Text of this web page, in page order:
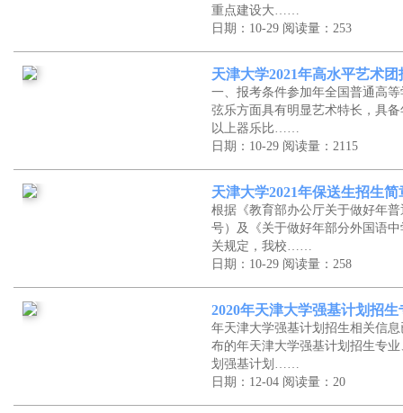
重点建设大……
日期：10-29 阅读量：253
天津大学2021年高水平艺术
一、报考条件参加年全国普通高
弦乐方面具有明显艺术特长，具
以上器乐比……
日期：10-29 阅读量：2115
天津大学2021年保送生招生简
根据《教育部办公厅关于做好年
号）及《关于做好年部分外国语
关规定，我校……
日期：10-29 阅读量：258
2020年天津大学强基计划招
年天津大学强基计划招生相关信
布的年天津大学强基计划招生专
划强基计划……
日期：12-04 阅读量：20